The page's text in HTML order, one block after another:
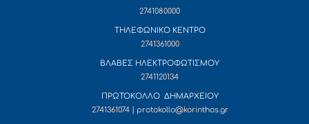
2741080000
ΤΗΛΕΦΩΝΙΚΟ ΚΕΝΤΡΟ
2741361000
ΒΛΑΒΕΣ ΗΛΕΚΤΡΟΦΩΤΙΣΜΟΥ
2741120134
ΠΡΩΤΟΚΟΛΛΟ ΔΗΜΑΡΧΕΙΟΥ
2741361074 | protokollo@korinthos.gr